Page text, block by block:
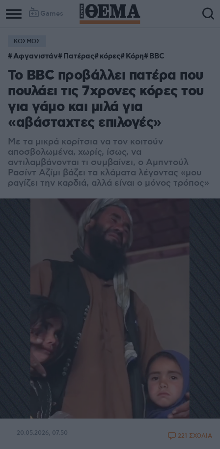
Games
ΚΟΣΜΟΣ
Αφγανιστάν Πατέρας κόρες Κόρη BBC
Το BBC προβάλλει πατέρα που
πουλάει τις 7χρονες κόρες του
για γάμο και μιλά για
«αβάσταχτες επιλογές»
Με τα μικρά κορίτσια να τον κοιτούν
αποσβολωμένα, χωρίς, ίσως, να
αντιλαμβάνονται τι συμβαίνει, ο Αμπντούλ
Ρασίντ Αζίμι βάζει τα κλάματα λέγοντας «μου
ραγίζει την καρδιά, αλλά είναι ο μόνος τρόπος»
20.05.2026, 07:50 221 ΣΧΟΛΙΑ